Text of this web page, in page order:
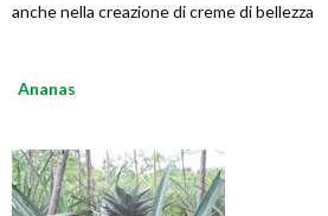
anche nella creazione di creme di bellezza
Ananas